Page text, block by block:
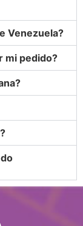
Venezuela?
mi pedido?